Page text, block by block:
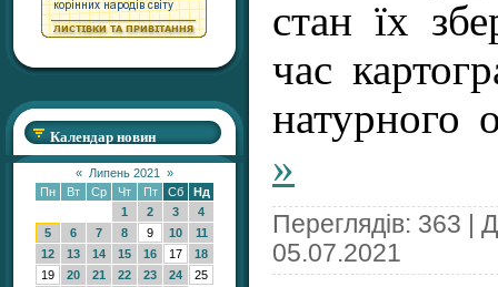
Календар новин
« Липень 2021
»
Пн
Вт Ср Чт Пт Сб
Нд
1
2 3
4
5
6 7 8 9 10
11
12
13 14 15 16 17
18
19
20 21 22 23 24
25
стан їх
час
натурного
»
Переглядів: 363 |
05.07.2021